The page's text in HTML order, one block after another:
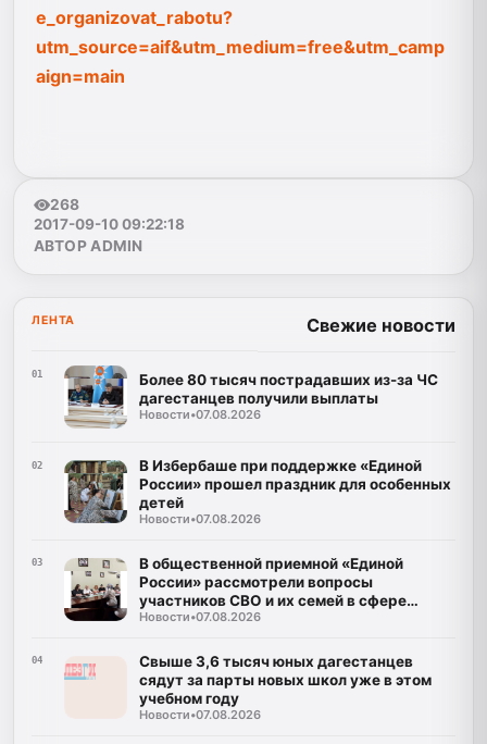
e_organizovat_rabotu?
utm_source=aif&utm_medium=free&utm_camp
aign=main
268
2017-09-10 09:22:18
АВТОР ADMIN
ЛЕНТА Свежие новости
01
Более 80 тысяч пострадавших из-за ЧС
дагестанцев получили выплаты
Новости•07.08.2026
02
В Избербаше при поддержке «Единой
России» прошел праздник для особенных
детей
Новости•07.08.2026
03
В общественной приемной «Единой
России» рассмотрели вопросы
участников СВО и их семей в сфере
образования
Новости•07.08.2026
04
Свыше 3,6 тысяч юных дагестанцев
сядут за парты новых школ уже в этом
учебном году
Новости•07.08.2026